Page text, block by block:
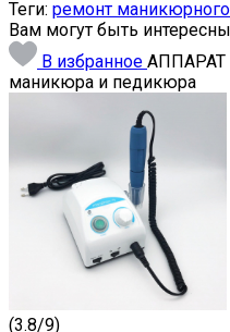
Теги: ремонт
Вам могут быть
В избранное АППАРАТ
маникюра и педикюра
(3.8/9)